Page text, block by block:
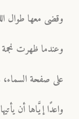
وقضى معها طوال
وعندما ظهرت نجمة
على صفحة السماء،
واعدًا إيَّاها أن